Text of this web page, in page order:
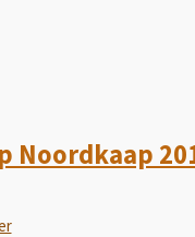
Noordkaap